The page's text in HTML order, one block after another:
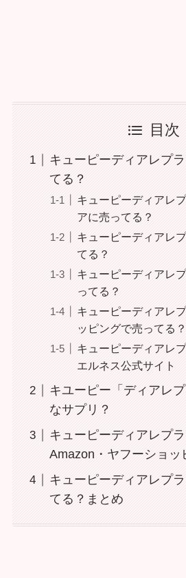
目次
キューピーディアレプ
てる？
キューピーディアレ
アに売ってる？
キューピーディアレ
てる？
キューピーディアレ
ってる？
キューピーディアレ
ッピングで売ってる？
キューピーディアレ
エルネス公式サイト
キユーピー「ディアレ
なサプリ？
キューピーディアレプラ
Amazon・ヤフーショッ
キューピーディアレプ
てる？まとめ